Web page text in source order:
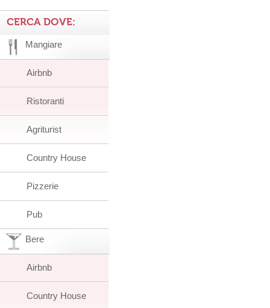
CERCA DOVE:
Mangiare
Airbnb
Ristoranti
Agriturist
Country House
Pizzerie
Pub
Bere
Airbnb
Country House